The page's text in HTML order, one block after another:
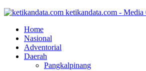
ketikandata.com - Media
Home
Nasional
Adventorial
Daerah
Pangkalpinang